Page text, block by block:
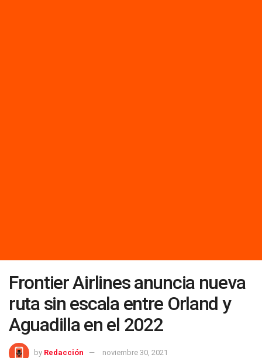
Frontier Airlines anuncia nueva
ruta sin escala entre Orland y
Aguadilla en el 2022
by Redacción noviembre 30, 2021